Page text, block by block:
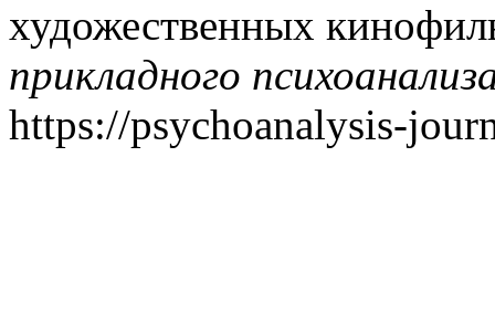
художественных
прикладного
https://psychoanalysis-